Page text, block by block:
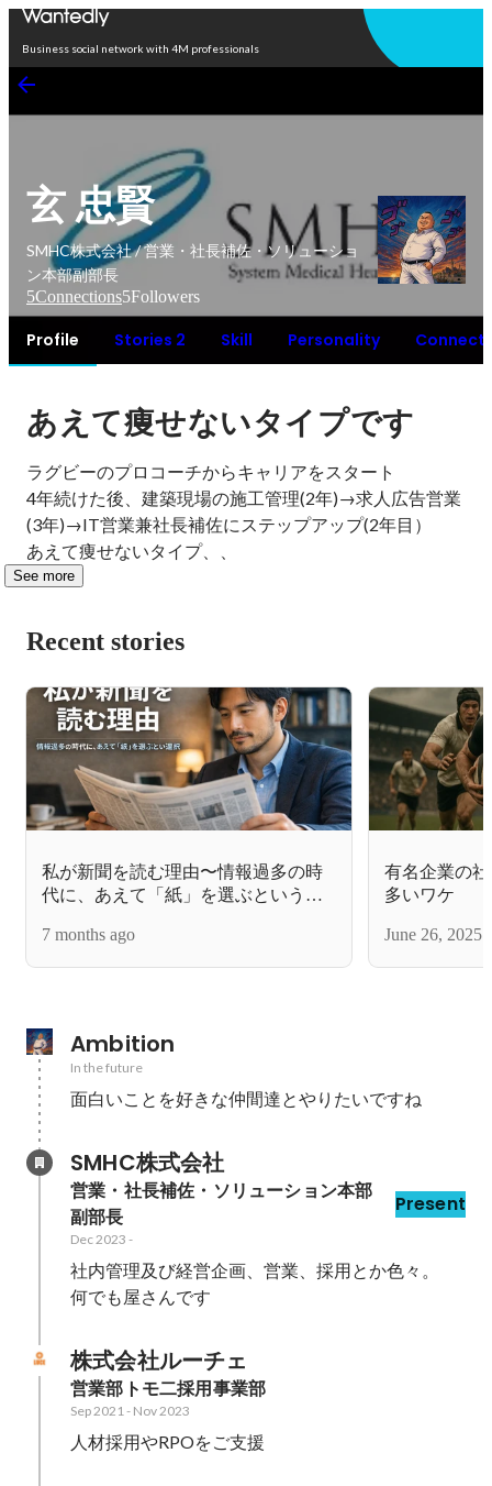
Business social network with 4M professionals
玄 忠賢
SMHC株式会社 / 営業・社長補佐・ソリューショ
ン本部副部長
5Connections5Followers
Profile Stories 2 Skill Personality
あえて痩せないタイプです
ラグビーのプロコーチからキャリアをスタート
4年続けた後、建築現場の施工管理(2年)→求人広告営業
(3年)→IT営業兼社長補佐にステップアップ(2年目）
あえて痩せないタイプ、、
See more
Recent stories
私が新聞を読む理由〜情報過多の時
代に、あえて「紙」を選ぶという選
7 months ago
有名企業の
多いワケ
June 26, 2025
Ambition
In the future
SMHC株式会社
営業・社長補佐・ソリューション本部
副部長
Present
Dec 2023 -
社内管理及び経営企画、営業、採用とか色々。
何でも屋さんです
株式会社ルーチェ
営業部トモ二採用事業部
Sep 2021 - Nov 2023
人材採用やRPOをご支援